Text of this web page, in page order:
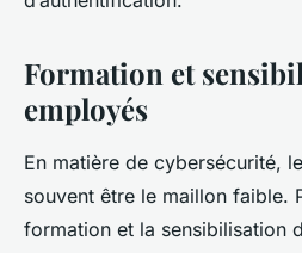
Formation et
employés
En matière de cybersécurité,
souvent être le maillon faible.
formation et la sensibilisation